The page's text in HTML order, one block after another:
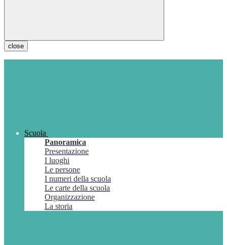
close
Scuola
Panoramica
Presentazione
I luoghi
Le persone
I numeri della scuola
Le carte della scuola
Organizzazione
La storia